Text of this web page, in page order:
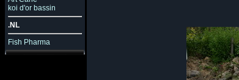
koi d'or bassin
.NL
Fish Pharma